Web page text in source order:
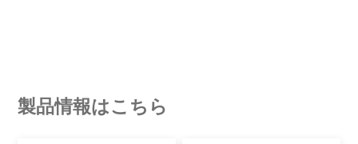
製品情報はこちら